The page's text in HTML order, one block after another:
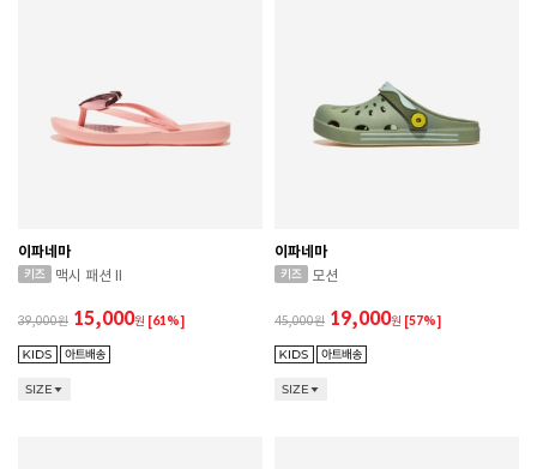
이파네마
맥시 패션 II
39,000 15,000원 [61%]
SIZE
이파네마
모션
45,000 19,000원 [57%]
SIZE